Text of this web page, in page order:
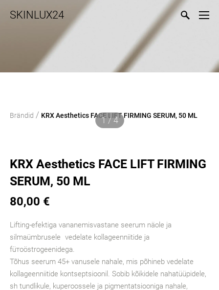
SKINLUX24
Brändid / KRX Aesthetics FACE LIFT FIRMING SERUM, 50 ML
1 / 4
KRX Aesthetics FACE LIFT FIRMING
SERUM, 50 ML
80,00 €
Lifting-efektiga vananemisvastane seerum näole ja
silmaümbrusele vedelate kollageenniitide ja
füтоöstrogeenidega.
Tõhus seerum 45+ vanusele nahale, mis põhineb vedelate
kollageenniitide kontseptsioonil. Sobib kõikidele nahatüüpidele,
sh tundlikule, kuperoossele ja pigmentatsiooniga nahale,